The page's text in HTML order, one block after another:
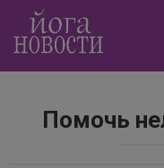
Перейти
контенту
Помочь